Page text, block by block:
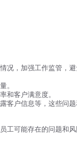
，加强工作监管，
。
和客户满意度。
户信息等，这些问
可能存在的问题和